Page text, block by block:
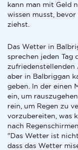
kann man mit Geld
wissen musst,
ziehst.
Das Wetter in
sprechen jeden Tag
zufriedenstellenden
aber in Balbriggan
geben. In der einen
ein, um
rein, um Regen zu
vorzubereiten, was
nach
"Das Wetter ist
dass das Wetter